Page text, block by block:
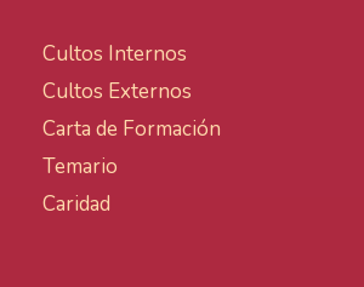
Cultos Internos
Cultos Externos
Carta de Formación
Temario
Caridad